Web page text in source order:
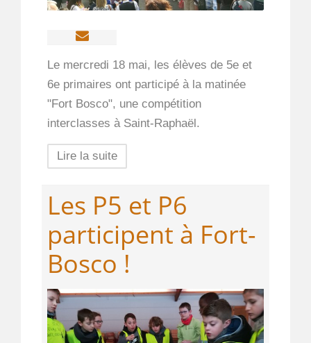
Le mercredi 18 mai, les élèves de 5e et
6e primaires ont participé à la matinée
"Fort Bosco", une compétition
interclasses à Saint-Raphaël.
Lire la suite
Les P5 et P6
participent à Fort-
Bosco !